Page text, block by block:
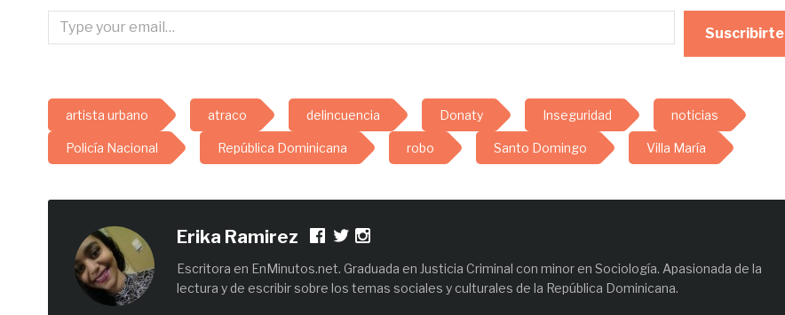
Type your email…
Suscribirte
artista urbano atraco delincuencia Donaty Inseguridad noticias
Policía Nacional República Dominicana robo Santo Domingo Villa María
Erika Ramirez
Escritora en EnMinutos.net. Graduada en Justicia Criminal con minor en Sociología. Apasionada de la
lectura y de escribir sobre los temas sociales y culturales de la República Dominicana.